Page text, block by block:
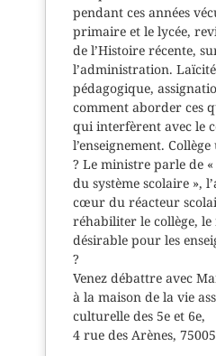
pendant ces années
primaire et le lycée,
de l’Histoire récente,
l’administration.
pédagogique,
comment aborder ces
qui interfèrent avec le
l’enseignement.
? Le ministre parle de
du système scolaire »,
cœur du réacteur
réhabiliter le collège,
désirable pour les
?
Venez débattre avec
à la maison de la vie
culturelle des 5e et 6e,
4 rue des Arènes,